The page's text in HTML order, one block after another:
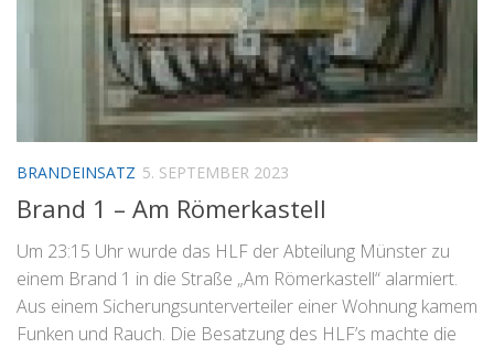
BRANDEINSATZ 5. SEPTEMBER 2023
Brand 1 – Am Römerkastell
Um 23:15 Uhr wurde das HLF der Abteilung Münster zu
einem Brand 1 in die Straße „Am Römerkastell“ alarmiert.
Aus einem Sicherungsunterverteiler einer Wohnung kamem
Funken und Rauch. Die Besatzung des HLF’s machte die